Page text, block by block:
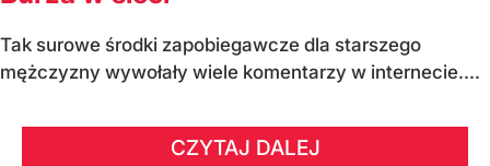
Tak surowe środki zapobiegawcze dla starszego
mężczyzny wywołały wiele komentarzy w internecie....
CZYTAJ DALEJ